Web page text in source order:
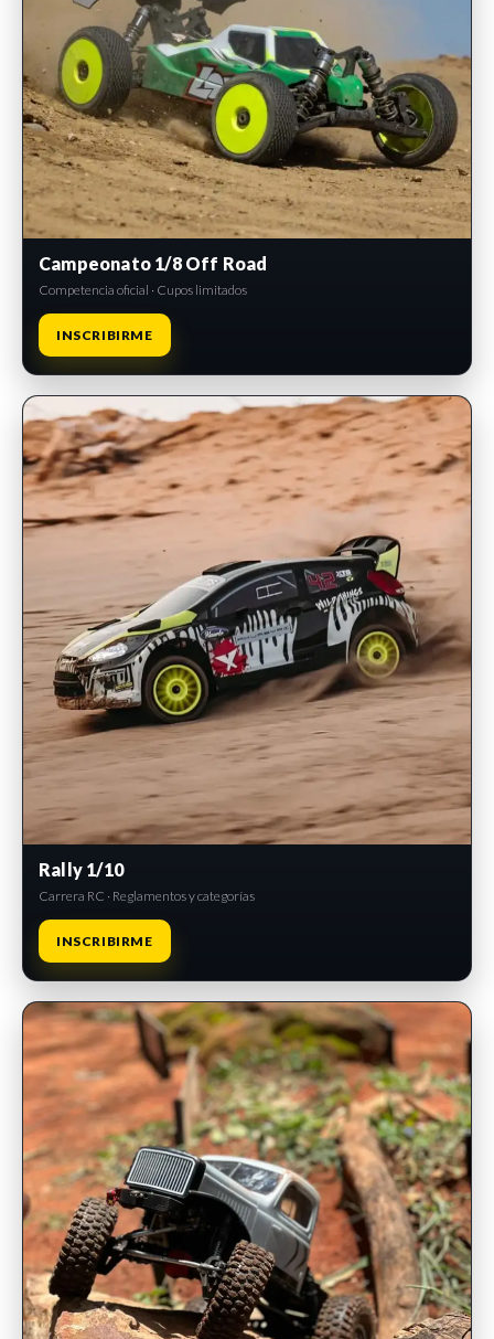
Campeonato 1/8 Off Road
Competencia oficial · Cupos limitados
INSCRIBIRME
INSCRIPCIONES ABIERTAS
Rally 1/10
Carrera RC · Reglamentos y categorías
INSCRIBIRME
INSCRIPCIONES ABIERTAS